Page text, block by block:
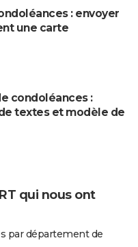
: envoyer
une carte
condoléances :
textes et modèle de
qui nous ont
par département de